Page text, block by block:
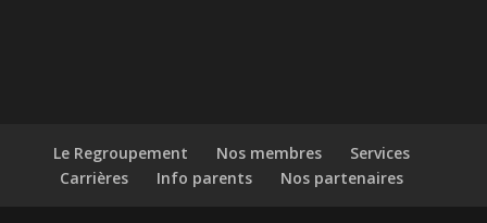
Le Regroupement Nos membres
Services
Carrières
Info parents Nos partenaires